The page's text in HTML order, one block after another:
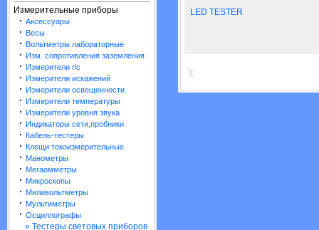
Измерительные приборы
· Аксессуары
· Весы
· Вольтметры лабораторные
· Изм. сопротивления заземления
· Измерители rlc
· Измерители искажений
· Измерители освещенности
· Измерители температуры
· Измерители уровня звука
· Индикаторы сети,пробники
· Кабель-тестеры
· Клещи токоизмерительные
· Манометры
· Мегаомметры
· Микроскопы
· Миливольтметры
· Мультиметры
· Осциллографы
» Тестеры световых приборов
LED TESTER
1